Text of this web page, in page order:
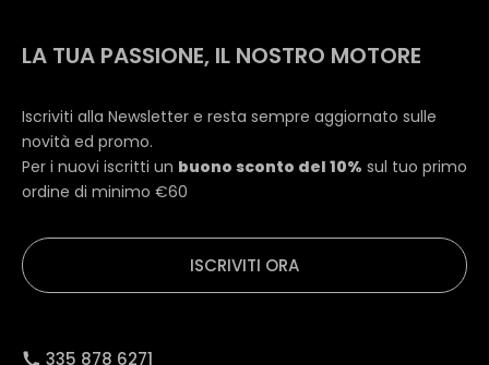
LA TUA PASSIONE, IL NOSTRO MOTORE
Iscriviti alla Newsletter e resta sempre aggiornato sulle
novità ed promo.
Per i nuovi iscritti un buono sconto del 10% sul tuo primo
ordine di minimo €60
ISCRIVITI ORA
335 878 6271